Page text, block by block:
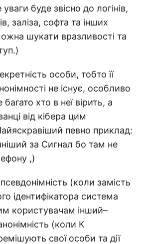
буде звісно до логінів,
заліза, софта та інших
шукати вразливості та
особи, тобто її
не існує, особливо
багато хто в неї вірить, а
від кібера цим
певно приклад:
за Сигнал бо там не
,)
(коли замість
ідентифікатора система
користувачам інший–
(коли К
свої особи та дії